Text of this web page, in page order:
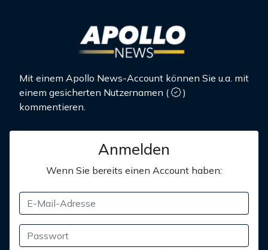
Mit einem Apollo News-Account können Sie u.a. mit
einem gesicherten Nutzernamen (
)
kommentieren.
Anmelden
Wenn Sie bereits einen Account haben: